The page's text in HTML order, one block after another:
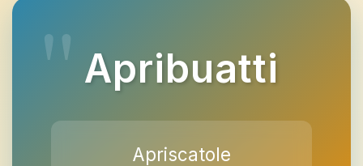
Apribuatti
Apriscatole